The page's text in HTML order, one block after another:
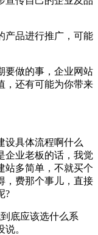
产品进行推广，可能
要做的事，企业网站
，还有可能为你带来
设具体流程啊什么
企业老板的话，我觉
站多简单，不就买个
，费那个事儿，直接
?
底应该选什么系
。